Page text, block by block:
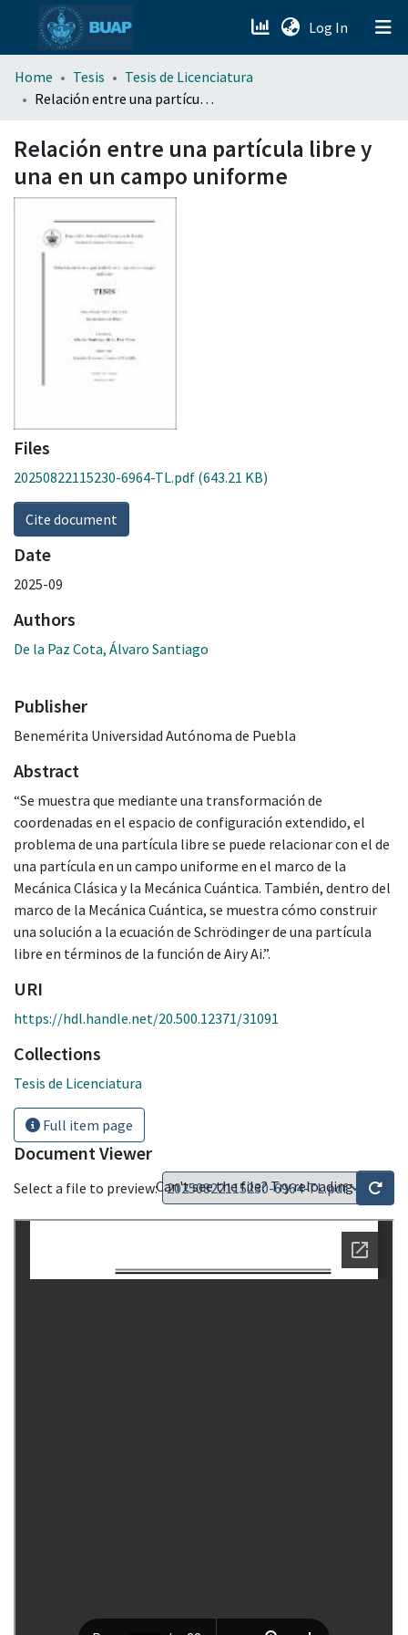
Log In (current)
menu.section.about_menu
Home Tesis
Tesis de Licenciatura
Relación entre una partícula libre y una en un campo uniforme
Relación entre una partícula libre y
una en un campo uniforme
Files
20250822115230-6964-TL.pdf (643.21 KB)
Cite document
Date
2025-09
Authors
De la Paz Cota, Álvaro Santiago
Publisher
Benemérita Universidad Autónoma de Puebla
Abstract
“Se muestra que mediante una transformación de
coordenadas en el espacio de configuración extendido, el
problema de una partícula libre se puede relacionar con el de
una partícula en un campo uniforme en el marco de la
Mecánica Clásica y la Mecánica Cuántica. También, dentro del
marco de la Mecánica Cuántica, se muestra cómo construir
una solución a la ecuación de Schrödinger de una partícula
libre en términos de la función de Airy Ai.”.
URI
https://hdl.handle.net/20.500.12371/31091
Collections
Tesis de Licenciatura
Full item page
Document Viewer
Select a file to preview:Can't see the file? Try reloading